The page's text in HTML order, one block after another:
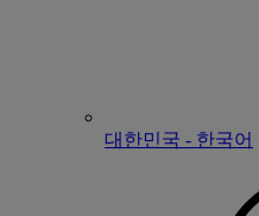
대한민국 - 한국어